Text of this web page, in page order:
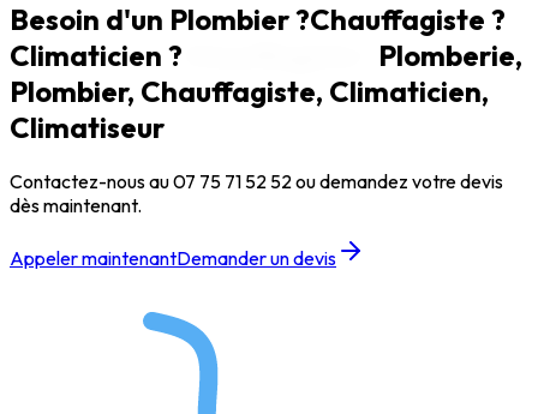
Besoin d'un Plombier ?Chauffagiste ?
Climaticien ?
Plomberie,
Plombier, Chauffagiste, Climaticien,
Climatiseur
Contactez-nous au07 75 71 52 52ou demandez votre devis
dès maintenant.
Appeler maintenantDemander un devis